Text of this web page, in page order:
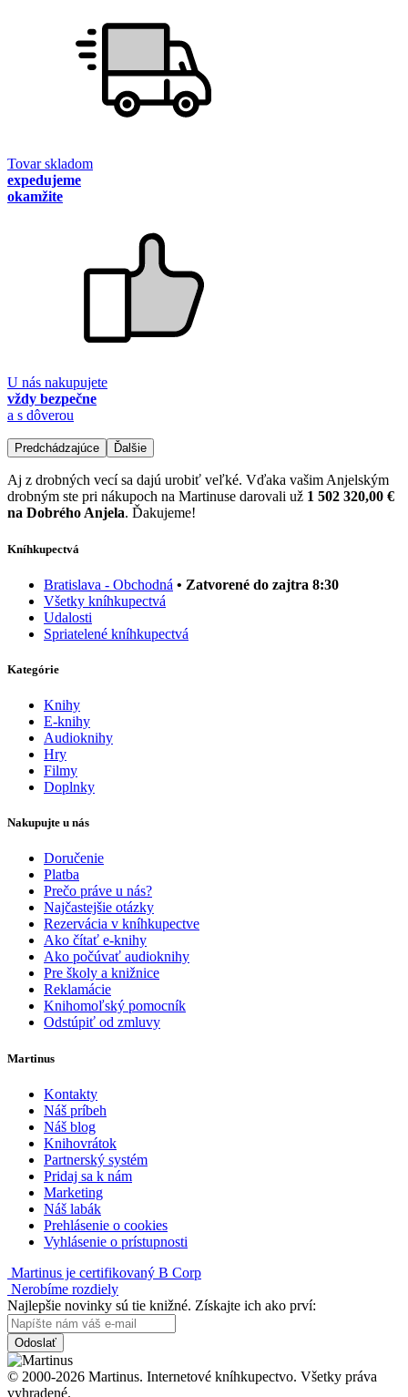
Tovar skladom
expedujeme
okamžite
U nás nakupujete
vždy bezpečne
a s dôverou
Predchádzajúce Ďalšie
Aj z drobných vecí sa dajú urobiť veľké. Vďaka vašim Anjelským
drobným ste pri nákupoch na Martinuse darovali už 1 502 320,00 €
na Dobrého Anjela. Ďakujeme!
Kníhkupectvá
Bratislava - Obchodná • Zatvorené do zajtra 8:30
Všetky kníhkupectvá
Udalosti
Spriatelené kníhkupectvá
Kategórie
Knihy
E-knihy
Audioknihy
Hry
Filmy
Doplnky
Nakupujte u nás
Doručenie
Platba
Prečo práve u nás?
Najčastejšie otázky
Rezervácia v kníhkupectve
Ako čítať e-knihy
Ako počúvať audioknihy
Pre školy a knižnice
Reklamácie
Knihomoľský pomocník
Odstúpiť od zmluvy
Martinus
Kontakty
Náš príbeh
Náš blog
Knihovrátok
Partnerský systém
Pridaj sa k nám
Marketing
Náš labák
Prehlásenie o cookies
Vyhlásenie o prístupnosti
Martinus je certifikovaný B Corp
Nerobíme rozdiely
Najlepšie novinky sú tie knižné. Získajte ich ako prví:
Odoslať
© 2000-2026 Martinus. Internetové kníhkupectvo. Všetky práva
vyhradené.